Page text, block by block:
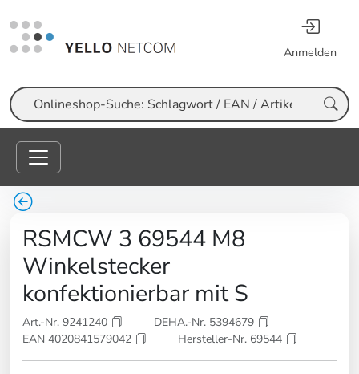
Anmelden
Suche
RSMCW 3 69544 M8
Winkelstecker
konfektionierbar mit S
Art.-Nr. 9241240
DEHA.-Nr. 5394679
EAN 4020841579042
Hersteller-Nr. 69544